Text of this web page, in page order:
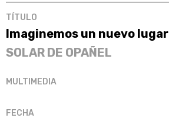
Imaginemos un nuevo lugar
SOLAR DE OPAÑEL